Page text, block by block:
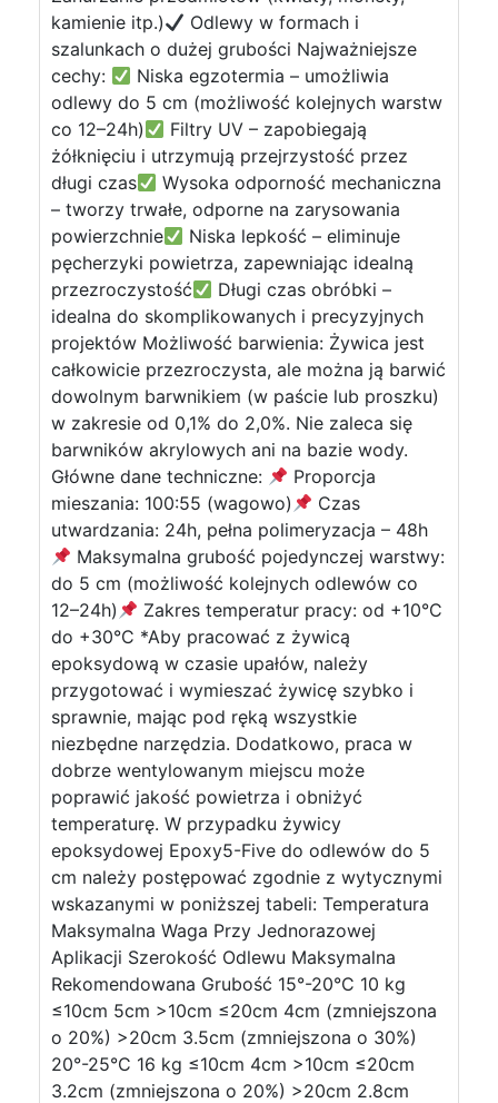
kamienie itp.)
Odlewy w formach i
szalunkach o dużej grubości Najważniejsze
cechy:
Niska egzotermia – umożliwia
odlewy do 5 cm (możliwość kolejnych warstw
co 12–24h)
Filtry UV – zapobiegają
żółknięciu i utrzymują przejrzystość przez
długi czas
Wysoka odporność mechaniczna
– tworzy trwałe, odporne na zarysowania
powierzchnie
Niska lepkość – eliminuje
pęcherzyki powietrza, zapewniając idealną
przezroczystość
Długi czas obróbki –
idealna do skomplikowanych i precyzyjnych
projektów Możliwość barwienia: Żywica jest
całkowicie przezroczysta, ale można ją barwić
dowolnym barwnikiem (w paście lub proszku)
w zakresie od 0,1% do 2,0%. Nie zaleca się
barwników akrylowych ani na bazie wody.
Główne dane techniczne:
Proporcja
mieszania: 100:55 (wagowo)
Czas
utwardzania: 24h, pełna polimeryzacja – 48h
Maksymalna grubość pojedynczej warstwy:
do 5 cm (możliwość kolejnych odlewów co
12–24h)
Zakres temperatur pracy: od +10°C
do +30°C *Aby pracować z żywicą
epoksydową w czasie upałów, należy
przygotować i wymieszać żywicę szybko i
sprawnie, mając pod ręką wszystkie
niezbędne narzędzia. Dodatkowo, praca w
dobrze wentylowanym miejscu może
poprawić jakość powietrza i obniżyć
temperaturę. W przypadku żywicy
epoksydowej Epoxy5-Five do odlewów do 5
cm należy postępować zgodnie z wytycznymi
wskazanymi w poniższej tabeli: Temperatura
Maksymalna Waga Przy Jednorazowej
Aplikacji Szerokość Odlewu Maksymalna
Rekomendowana Grubość 15°-20°C 10 kg
≤10cm 5cm >10cm ≤20cm 4cm (zmniejszona
o 20%) >20cm 3.5cm (zmniejszona o 30%)
20°-25°C 16 kg ≤10cm 4cm >10cm ≤20cm
3.2cm (zmniejszona o 20%) >20cm 2.8cm